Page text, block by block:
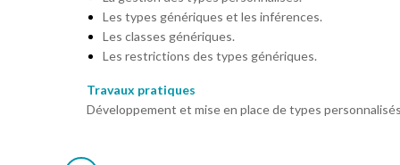
Les types génériques et les inférences.
Les classes génériques.
Les restrictions des types génériques.
Travaux pratiques
Développement et mise en place de types